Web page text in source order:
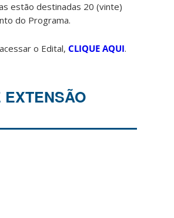
estão destinadas 20 (vinte)
do Programa.
o Edital,CLIQUE AQUI.
EXTENSÃO